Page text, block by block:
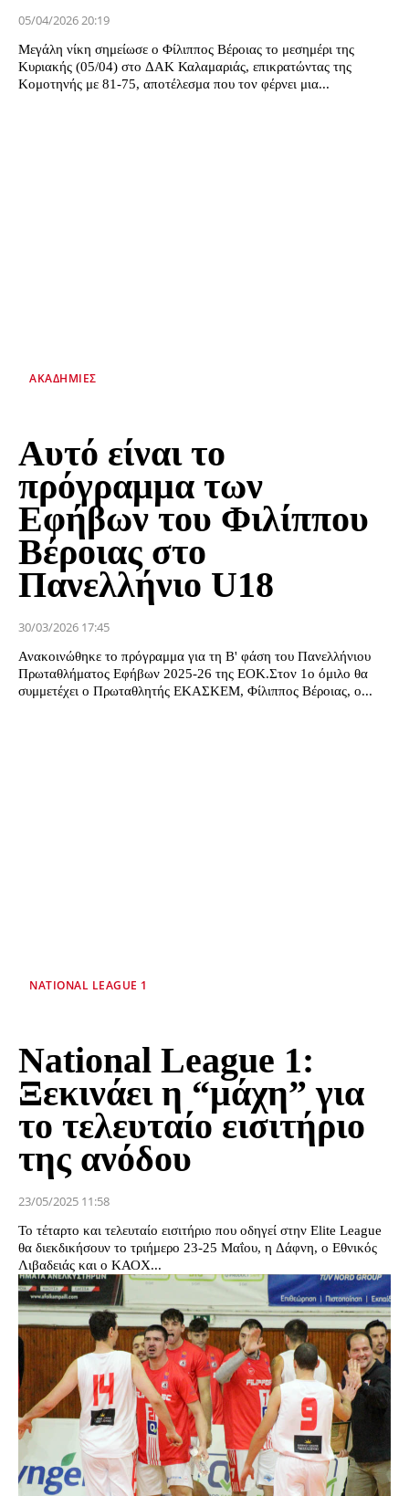
05/04/2026 20:19
Μεγάλη νίκη σημείωσε ο Φίλιππος Βέροιας το μεσημέρι της
Κυριακής (05/04) στο ΔΑΚ Καλαμαριάς, επικρατώντας της
Κομοτηνής με 81-75, αποτέλεσμα που τον φέρνει μια...
ΑΚΑΔΗΜΊΕΣ
Αυτό είναι το
πρόγραμμα των
Εφήβων του Φιλίππου
Βέροιας στο
Πανελλήνιο U18
30/03/2026 17:45
Ανακοινώθηκε το πρόγραμμα για τη Β' φάση του Πανελλήνιου
Πρωταθλήματος Εφήβων 2025-26 της ΕΟΚ.Στον 1ο όμιλο θα
συμμετέχει ο Πρωταθλητής ΕΚΑΣΚΕΜ, Φίλιππος Βέροιας, ο...
NATIONAL LEAGUE 1
National League 1:
Ξεκινάει η “μάχη” για
το τελευταίο εισιτήριο
της ανόδου
23/05/2025 11:58
Το τέταρτο και τελευταίο εισιτήριο που οδηγεί στην Elite League
θα διεκδικήσουν το τριήμερο 23-25 Μαΐου, η Δάφνη, ο Εθνικός
Λιβαδειάς και ο ΚΑΟΧ...